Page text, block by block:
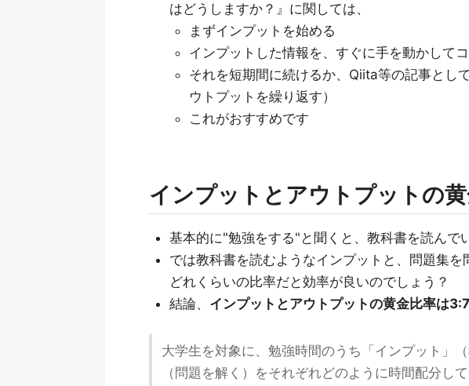
はどうしますか？』に関しては、
まずインプットを始める
インプットした情報を、すぐに手を動かして
それを短期間に続けるか、Qiita等の記事とし
ウトプットを繰り返す）
これがおすすめです
インプットとアウトプットの
基本的に"勉強をする"と聞くと、教科書を読んで
では教科書を読むようなインプットと、問題集を
どれくらいの比率だと効率が良いのでしょう？
結論、 インプットとアウトプットの黄金比率は3:7
大学生を対象に、勉強時間のうち「インプット」
（問題を解く）をそれぞれどのように時間配分し